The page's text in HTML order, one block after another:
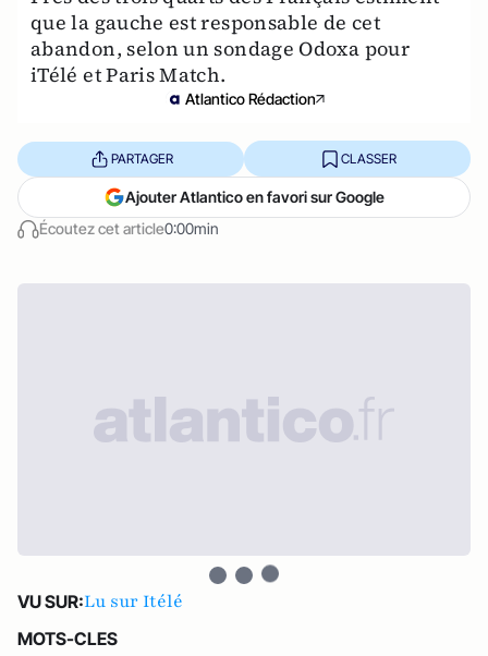
que la gauche est responsable de cet
abandon, selon un sondage Odoxa pour
iTélé et Paris Match.
Atlantico Rédaction
Écoutez cet article0:00min
PARTAGER CLASSER
Ajouter Atlantico en favori sur Google
VU SUR:Lu sur Itélé
MOTS-CLES